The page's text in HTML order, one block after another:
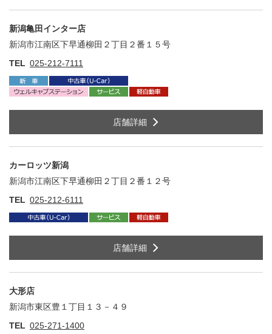
新潟亀田インター店
新潟市江南区下早通柳田２丁目２番１５号
TEL 025-212-7111
店舗詳細
カーロッツ新潟
新潟市江南区下早通柳田２丁目２番１２号
TEL 025-212-6111
店舗詳細
大形店
新潟市東区豊１丁目１３－４９
TEL 025-271-1400